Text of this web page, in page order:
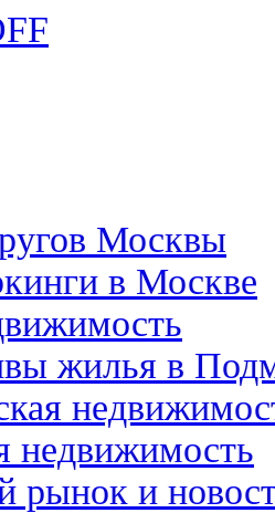
Москвы
в Москве
жилья в
недвижимость
рынок и